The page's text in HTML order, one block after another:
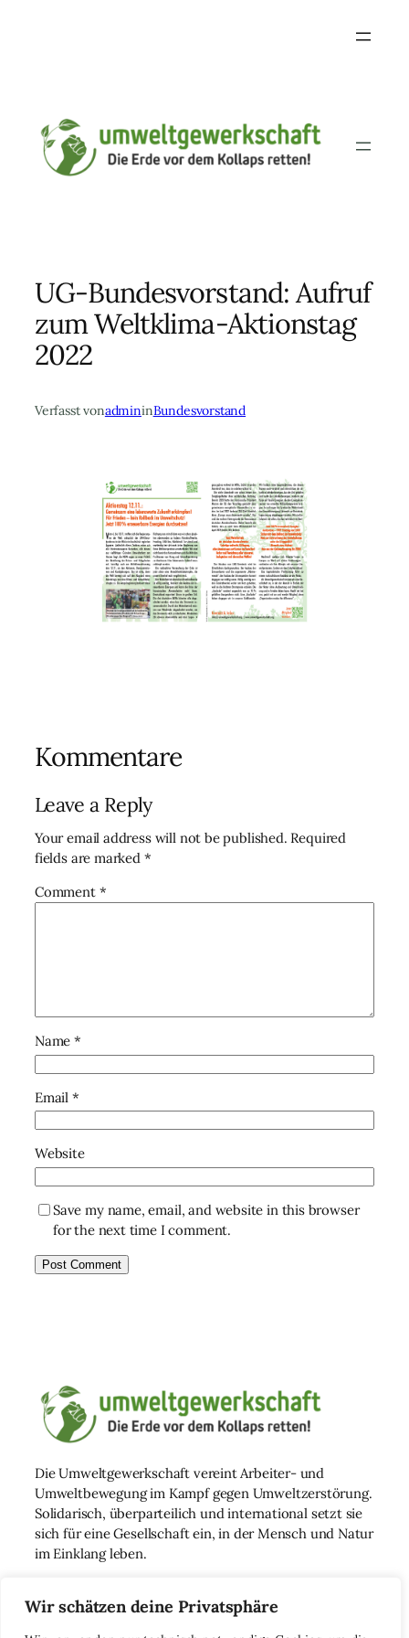
Wir schätzen deine Privatsphäre
UG-Bundesvorstand: Aufruf
zum Weltklima-Aktionstag
2022
Verfasst vonadmininBundesvorstand
Kommentare
Leave a Reply
Your email address will not be published. Required
fields are marked *
Comment *
Name*
Email *
Website
Save my name, email, and website in this browser
for the next time I comment.
Die Umweltgewerkschaft vereint Arbeiter- und
Umweltbewegung im Kampf gegen Umweltzerstörung.
Solidarisch, überparteilich und international setzt sie
sich für eine Gesellschaft ein, in der Mensch und Natur
im Einklang leben.